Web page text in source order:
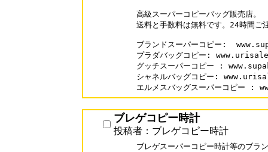
高級スーパーコピーバッグ販売店。
送料と手数料は無料です。24時間ご
ブランドスーパーコピー:
プラダバッグコピー:
グッチスーパーコピー :
シャネルバッグコピー:
エルメスバッグスーパーコピー :
ブレゲコピー時計
投稿者：ブレゲコピー時計
ブレゲスーパーコピー時計等のブラ